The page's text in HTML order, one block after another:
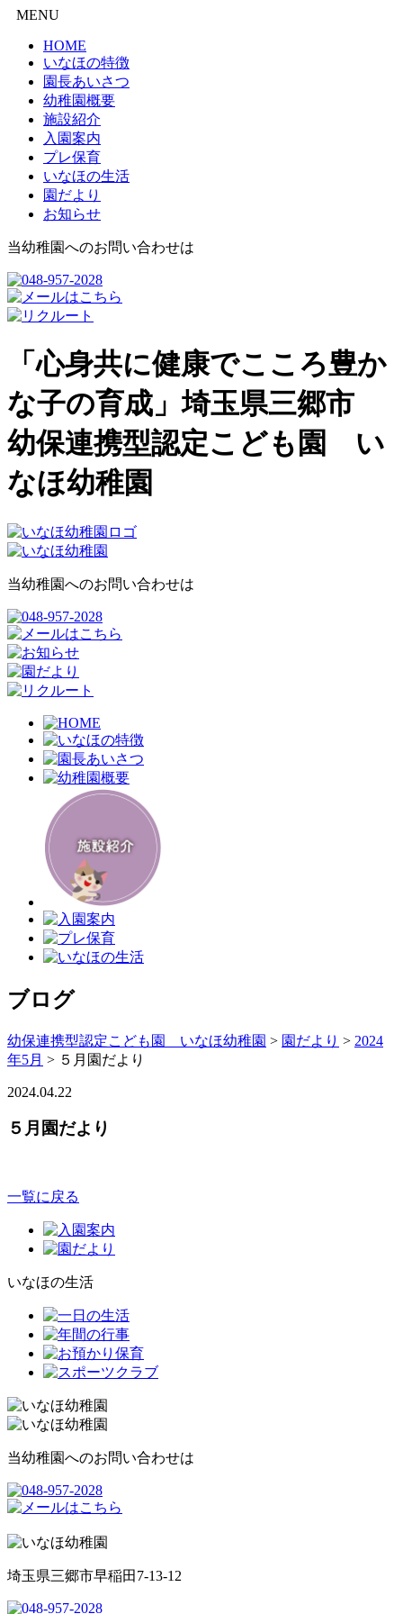
MENU
HOME
いなほの特徴
園長あいさつ
幼稚園概要
施設紹介
入園案内
プレ保育
いなほの生活
園だより
お知らせ
当幼稚園へのお問い合わせは
「心身共に健康でこころ豊か
な子の育成」埼玉県三郷市
幼保連携型認定こども園 い
なほ幼稚園
当幼稚園へのお問い合わせは
ブログ
幼保連携型認定こども園 いなほ幼稚園 > 園だより > 2024
年5月 > ５月園だより
2024.04.22
５月園だより
一覧に戻る
いなほの生活
当幼稚園へのお問い合わせは
埼玉県三郷市早稲田7-13-12